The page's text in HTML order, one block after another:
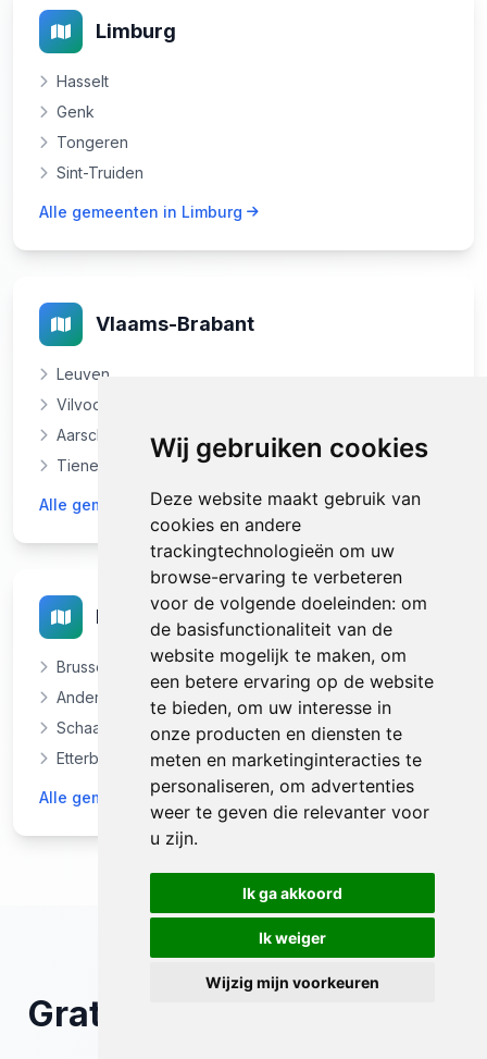
Wij gebruiken cookies
Deze website maakt gebruik van
cookies en andere
trackingtechnologieën om uw
browse-ervaring te verbeteren
voor de volgende doeleinden: om
de basisfunctionaliteit van de
website mogelijk te maken, om
een betere ervaring op de website
te bieden, om uw interesse in
onze producten en diensten te
meten en marketinginteracties te
personaliseren, om advertenties
weer te geven die relevanter voor
u zijn.
Ik ga akkoord
Ik weiger
Wijzig mijn voorkeuren
Limburg
Hasselt
Genk
Tongeren
Sint-Truiden
Alle gemeenten in Limburg
Vlaams-Brabant
Leuven
Vilvoorde
Aarschot
Tienen
Alle gemeenten in Vlaams-Brabant
Brussel-Hoofdstad
Brussel
Anderlecht
Schaarbeek
Etterbeek
Alle gemeenten in Brussel-Hoofdstad
Gratis